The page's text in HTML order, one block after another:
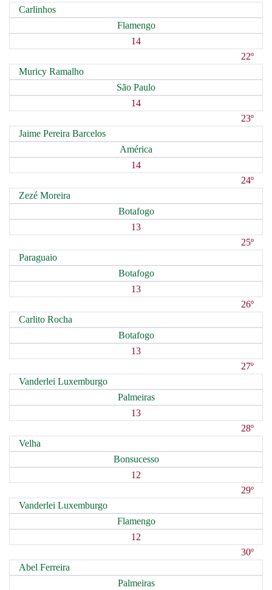
Carlinhos
Flamengo
14
22º
Muricy Ramalho
São Paulo
14
23º
Jaime Pereira Barcelos
América
14
24º
Zezé Moreira
Botafogo
13
25º
Paraguaio
Botafogo
13
26º
Carlito Rocha
Botafogo
13
27º
Vanderlei Luxemburgo
Palmeiras
13
28º
Velha
Bonsucesso
12
29º
Vanderlei Luxemburgo
Flamengo
12
30º
Abel Ferreira
Palmeiras